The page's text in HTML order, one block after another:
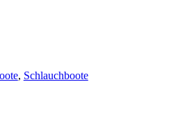
, Schlauchboote